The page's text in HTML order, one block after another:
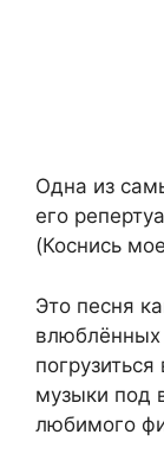
Одна из
его
(Коснись
Это песня
музыки под
любимого